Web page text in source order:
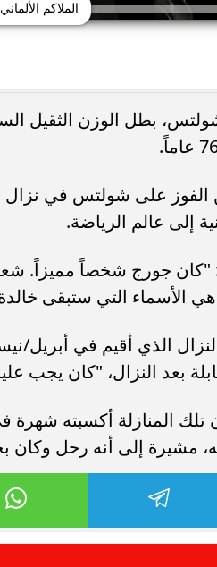
الملاكم
بطل الوزن الثقيل
إلى عالم الرياضة.
جورج شخصاً مميزاً.
الأسماء التي ستبقى
بعد النزال، "كان يجب
المنازلة أكسبته شهرة
مشيرة إلى أنه رحل وكان
مصر تكتب التاريخ.. فريق
بطولة Genuine Cup العالمية لكرة...